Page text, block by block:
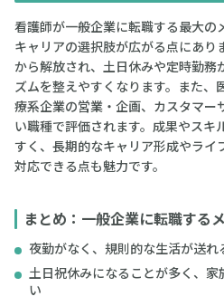
看護師が一般企業に転職する最大の
キャリアの選択肢が広がる点にあり
から解放され、土日休みや定時勤務
ズムを整えやすくなります。また、
療系企業の営業・企画、カスタマー
い職種で評価されます。成果やスキ
すく、長期的なキャリア形成やライ
対応できる点も魅力です。
まとめ：一般企業に転職する
夜勤がなく、規則的な生活が送れ
土日祝休みになることが多く、
い